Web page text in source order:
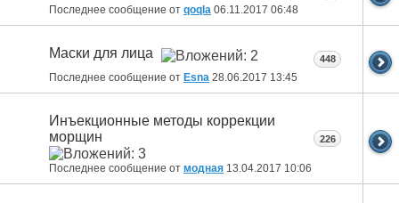
Последнее сообщение от qoqla 06.11.2017 06:48
Маски для лица
Последнее сообщение от Esna 28.06.2017 13:45
448
Инъекционные методы коррекции
морщин
Последнее сообщение от модная 13.04.2017 10:06
226